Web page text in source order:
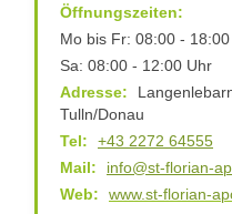
Öffnungszeiten:
Mo bis Fr: 08:00 -
Sa: 08:00 - 12:00 Uhr
Adresse:
Tulln/Donau
Tel:
+43 2272 64555
Mail:
info@st-florian-
Web:
www.st-florian-